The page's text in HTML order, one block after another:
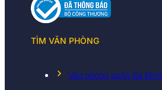
TÌM VĂN PHÒNG
Văn phòng quận Ba Đình